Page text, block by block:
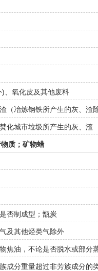
、氧化皮及其他废料
（冶炼钢铁所产生的灰、渣除
化城市垃圾所产生的灰、渣
质；矿物蜡
否制成型；甑炭
及其他烃类气除外
焦油，不论是否脱水或部分
成分重量超过非芳族成分的